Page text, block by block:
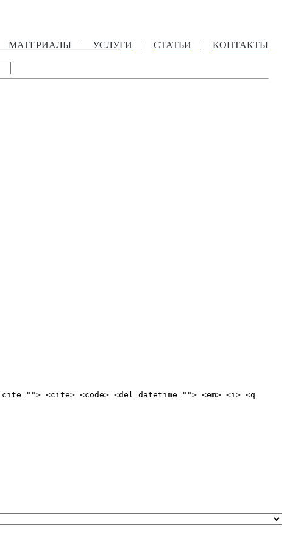
МАТЕРИАЛЫ | УСЛУГИ | СТАТЬИ |
КОНТАКТЫ
<cite> <code> <del datetime=""> <em> <i> <q